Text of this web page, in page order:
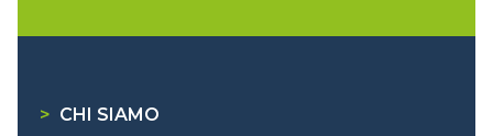
> CHI SIAMO